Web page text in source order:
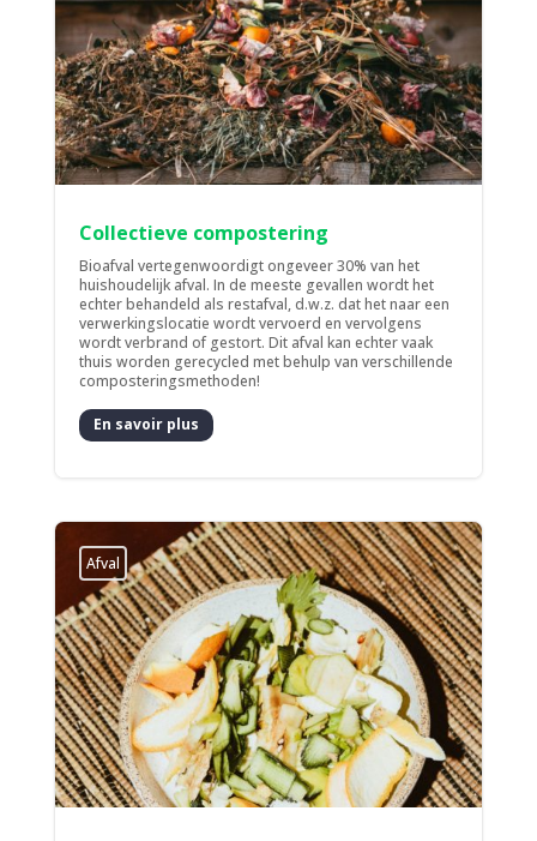
Collectieve compostering
Bioafval vertegenwoordigt ongeveer 30% van het
huishoudelijk afval. In de meeste gevallen wordt het
echter behandeld als restafval, d.w.z. dat het naar een
verwerkingslocatie wordt vervoerd en vervolgens
wordt verbrand of gestort. Dit afval kan echter vaak
thuis worden gerecycled met behulp van verschillende
composteringsmethoden!
En savoir plus
Afval